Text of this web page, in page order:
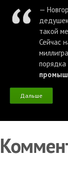
—
такой
Сейчас
порядка
Дальше